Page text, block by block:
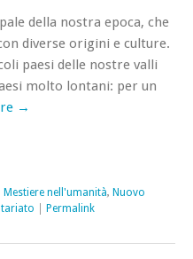
della nostra epoca, che
diverse origini e culture.
paesi delle nostre valli
molto lontani: per un
→
Mestiere nell'umanità, Nuovo
Permalink